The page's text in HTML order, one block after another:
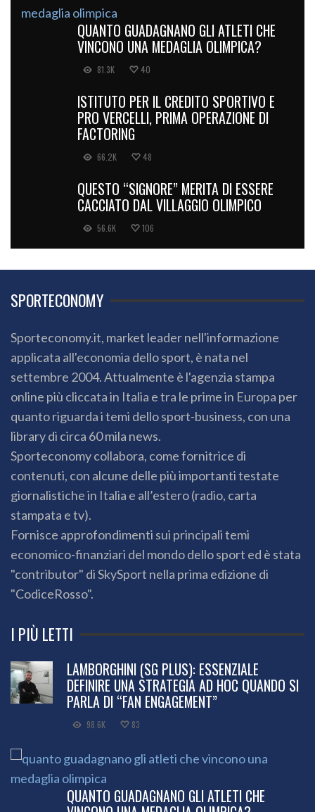
QUANTO GUADAGNANO GLI ATLETI CHE
VINCONO UNA MEDAGLIA OLIMPICA?
81.3K 40
ISTITUTO PER IL CREDITO SPORTIVO E
PRO VERCELLI, PRIMA OPERAZIONE DI
FACTORING
66.2K 48
QUESTO “SIGNORE” MERITA DI ESSERE
CACCIATO DAL VILLAGGIO OLIMPICO
56.6K 106
SPORTECONOMY
Sporteconomy.it, market leader nell'informazione
applicata all'economia dello sport, è nata nel
settembre 2004. Attualmente è l'agenzia stampa
online più cliccata in Italia e tra le prime in Europa per
quanto riguarda i temi dello sport-business, con una
library di circa 60 mila news.
Sporteconomy collabora, come fornitrice di
contenuti, con alcune delle più importanti testate
giornalistiche in Italia e all’estero (radio, carta
stampata e tv).
Fornisce approfondimenti sui principali temi
economico-finanziari del mondo dello sport ed è stata
"contributor" di SkySport nella prima edizione di
"CodiceRosso".
I PIÙ LETTI
LAMBORGHINI (SG PLUS): ESSENZIALE
DEFINIRE UNA STRATEGIA AD HOC QUANDO SI
PARLA DI “FAN ENGAGEMENT”
98.6K 83
QUANTO GUADAGNANO GLI ATLETI CHE